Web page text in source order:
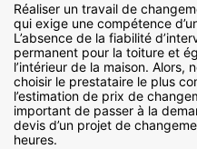
Réaliser un travail de
qui exige une compétence
L’absence de la fiabilité
permanent pour la toiture et
l’intérieur de la maison. Alors,
choisir le prestataire le plus
l’estimation de prix de
important de passer à la
devis d’un projet de
heures.